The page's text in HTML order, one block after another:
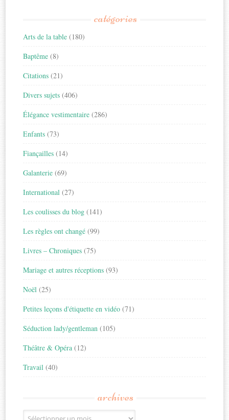
catégories
Arts de la table (180)
Baptême (8)
Citations (21)
Divers sujets (406)
Élégance vestimentaire (286)
Enfants (73)
Fiançailles (14)
Galanterie (69)
International (27)
Les coulisses du blog (141)
Les règles ont changé (99)
Livres – Chroniques (75)
Mariage et autres réceptions (93)
Noël (25)
Petites leçons d'étiquette en vidéo (71)
Séduction lady/gentleman (105)
Théâtre & Opéra (12)
Travail (40)
archives
Archives